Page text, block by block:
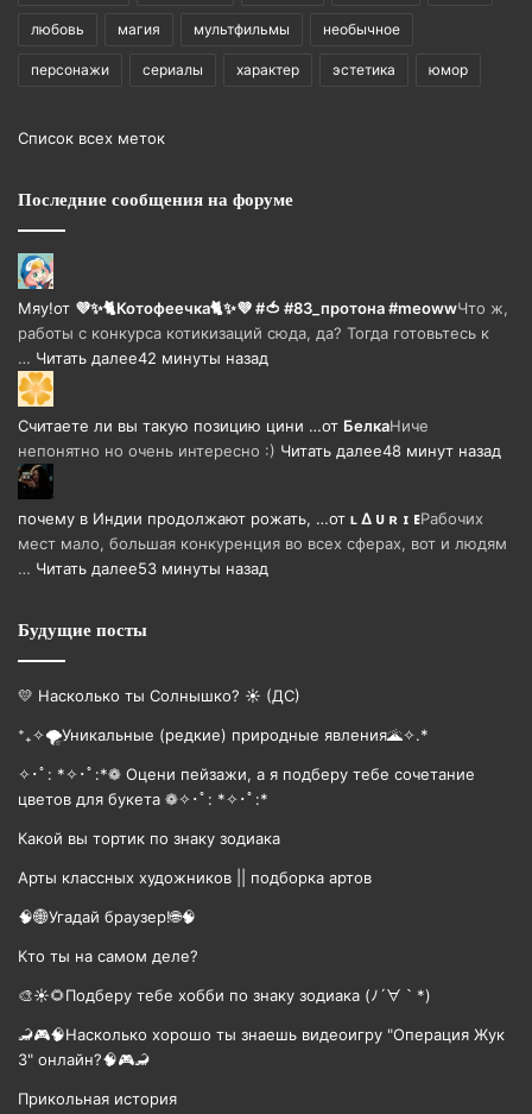
любовь магия мультфильмы необычное
персонажи сериалы характер эстетика юмор
Список всех меток
Последние сообщения на форуме
Мяу!от 💜✨🐈Котофеечка🐈✨💜 #🍅 #83_протона #meowwЧто ж,
работы с конкурса котикизаций сюда, да? Тогда готовьтесь к
… Читать далее42 минуты назад
Считаете ли вы такую позицию цини …от БелкаНиче
непонятно но очень интересно :) Читать далее48 минут назад
почему в Индии продолжают рожать, …от ʟ ∆ ᴜ ʀ ɪ ᴇРабочих
мест мало, большая конкуренция во всех сферах, вот и людям
… Читать далее53 минуты назад
Будущие посты
💛 Насколько ты Солнышко? ☀️ (ДС)
⁺₊✧🌪️Уникальные (редкие) природные явления🌋✧.*
✧･ﾟ: *✧･ﾟ:*❁ Оцени пейзажи, а я подберу тебе сочетание
цветов для букета ❁✧･ﾟ: *✧･ﾟ:*
Какой вы тортик по знаку зодиака
Арты классных художников || подборка артов
🧠🌐Угадай браузер!🌐🧠
Кто ты на самом деле?
🎨☀🌻Подберу тебе хобби по знаку зодиака (ﾉ´∀｀*)
🦂🎮🧠Насколько хорошо ты знаешь видеоигру "Операция Жук
3" онлайн?🧠🎮🦂
Прикольная история